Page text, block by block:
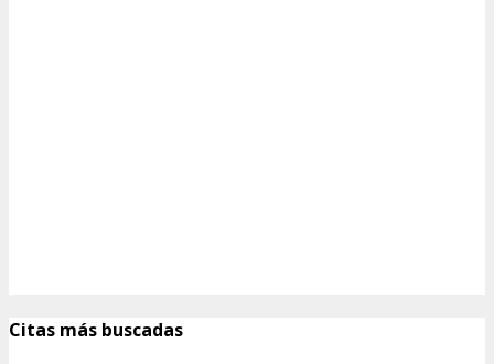
Citas más buscadas